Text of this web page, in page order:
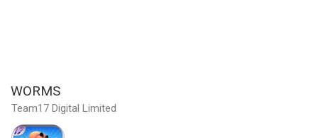
WORMS
Team17 Digital Limited